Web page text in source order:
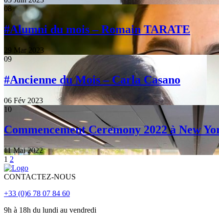
08
#Alumni du mois – Romain TARATE
29 Mar 2023
09
#Ancienne du Mois – Carla Casano
06 Fév 2023
10
Commencement Ceremony 2022 à New
11 Mai 2022
1 2
CONTACTEZ-NOUS
+33 (0)6 78 07 84 60
9h à 18h du lundi au vendredi